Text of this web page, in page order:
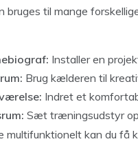
bruges til mange
Installer en
Brug kælderen til
Indret et
Sæt træningsudstyr op
multifunktionelt kan du få